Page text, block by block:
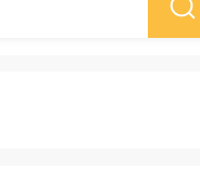
ພາສາລາວ